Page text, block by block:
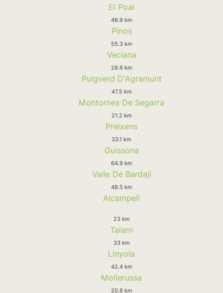
El Poal
48.9 km
Pinos
55.3 km
Veciana
28.6 km
Puigverd D'Agramunt
47.5 km
Montornes De Segarra
21.2 km
Preixens
33.1 km
Guissona
64.9 km
Valle De Bardaji
48.5 km
Alcampell
23 km
Talarn
33 km
Linyola
42.4 km
Mollerussa
20.8 km